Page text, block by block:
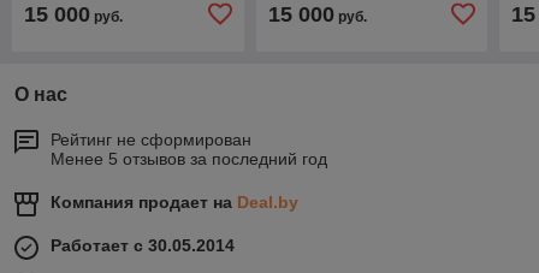
1600FB
15 000 руб. 15 000руб.
О нас
Рейтинг не сформирован
Менее 5 отзывов за последний год
Компания продает на Deal.by
Работает с 30.05.2014